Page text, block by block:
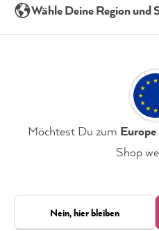
der Webseite für deren
(jederzeit widerruflich) diesen
Datenschutzerklärung
Nur
Verifizierter Kunde
Die Farbkarten
Ja Teilen
Streichen Lack 1L
Lässt sich
Wähle Deine Region und
Möchtest Du zum
Shop
Nein, hier bleiben